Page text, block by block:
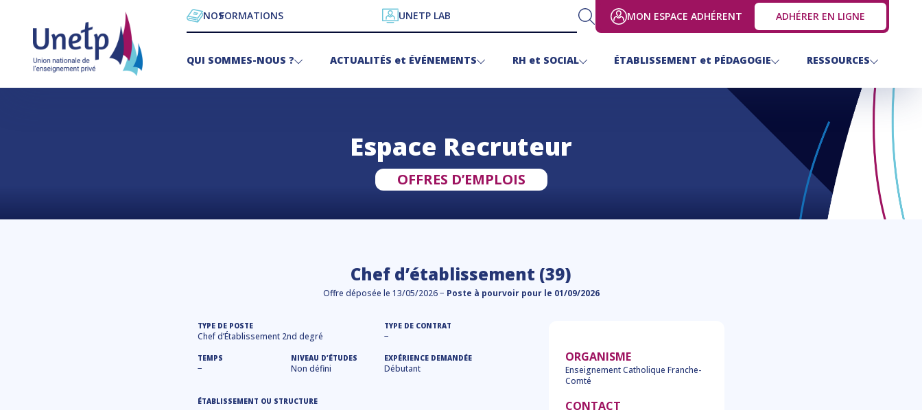
NOSFORMATIONS UNETP LAB MON ESPACE ADHÉRENT ADHÉRER EN LIGNE
QUI SOMMES-NOUS ? ACTUALITÉS et ÉVÉNEMENTS RH et SOCIAL ÉTABLISSEMENT et PÉDAGOGIE RESSOURCES
Espace Recruteur
OFFRES D’EMPLOIS
Chef d’établissement (39)
Offre déposée le 13/05/2026 − Poste à pourvoir pour le 01/09/2026
TYPE DE POSTE
Chef d’Établissement 2nd degré
TYPE DE CONTRAT
−
TEMPS
−
NIVEAU D’ÉTUDES
Non défini
EXPÉRIENCE DEMANDÉE
Débutant
ÉTABLISSEMENT OU STRUCTURE
ORGANISME
Enseignement Catholique Franche-
Comté
CONTACT